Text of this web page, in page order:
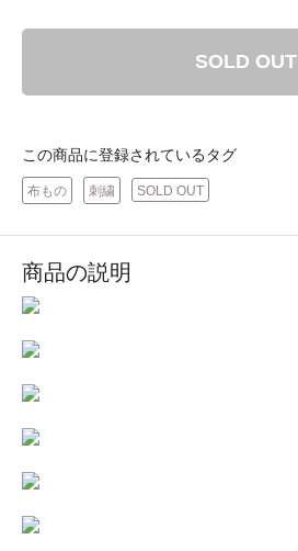
SOLD OUT
この商品に登録されているタグ
布もの 刺繍 SOLD OUT
商品の説明